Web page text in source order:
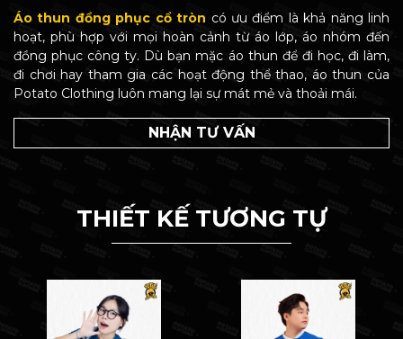
Áo thun đồng phục cổ tròn có ưu điểm là khả năng linh
hoạt, phù hợp với mọi hoàn cảnh từ áo lớp, áo nhóm đến
đồng phục công ty. Dù bạn mặc áo thun để đi học, đi làm,
đi chơi hay tham gia các hoạt động thể thao, áo thun của
Potato Clothing luôn mang lại sự mát mẻ và thoải mái.
NHẬN TƯ VẤN
THIẾT KẾ TƯƠNG TỰ